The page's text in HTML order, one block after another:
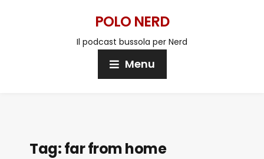
POLO NERD
Il podcast bussola per Nerd
Menu
Tag:far from home